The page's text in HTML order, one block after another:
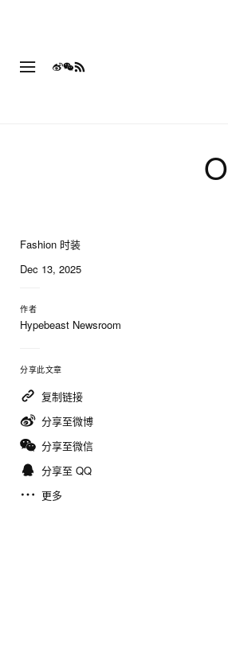
Fashion 时装
Dec 13, 2025
作者
Hypebeast Newsroom
分享此文章
复制链接
分享至微博
分享至微信
分享至 QQ
更多